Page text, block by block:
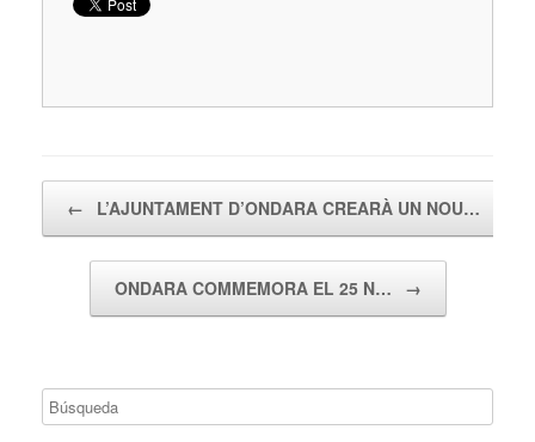
← L’AJUNTAMENT D’ONDARA CREARÀ UN NOU…
ONDARA COMMEMORA EL 25 N… →